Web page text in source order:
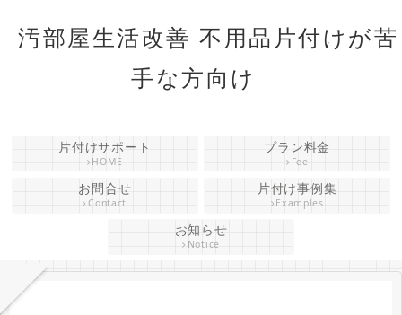
汚部屋生活改善 不用品片付けが苦
手な方向け
片付けサポート
HOME
プラン料金
Fee
お問合せ
Contact
片付け事例集
Examples
お知らせ
Notice